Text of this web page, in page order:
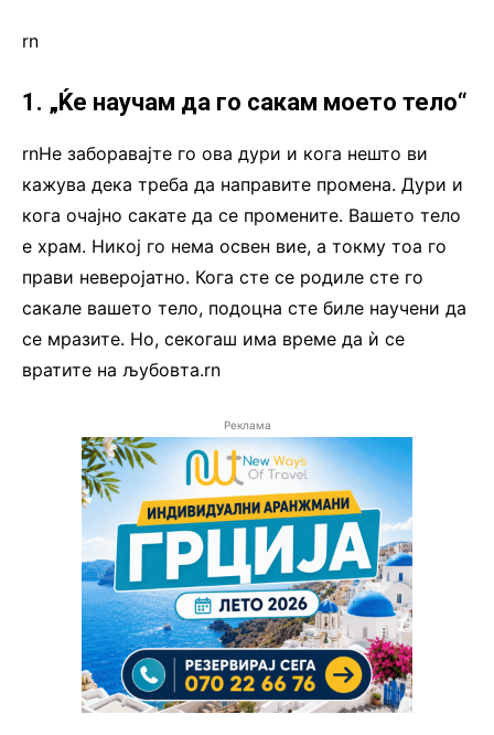
rn
1. „Ќе научам да го сакам моето тело“
rnНе заборавајте го ова дури и кога нешто ви
кажува дека треба да направите промена. Дури и
кога очајно сакате да се промените. Вашето тело
е храм. Никој го нема освен вие, а токму тоа го
прави неверојатно. Кога сте се родиле сте го
сакале вашето тело, подоцна сте биле научени да
се мразите. Но, секогаш има време да ѝ се
вратите на љубовта.rn
Реклама